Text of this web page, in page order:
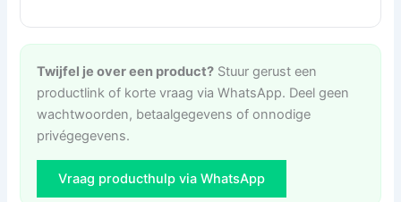
Twijfel je over een product? Stuur gerust een
productlink of korte vraag via WhatsApp. Deel geen
wachtwoorden, betaalgegevens of onnodige
privégegevens.
Vraag producthulp via WhatsApp